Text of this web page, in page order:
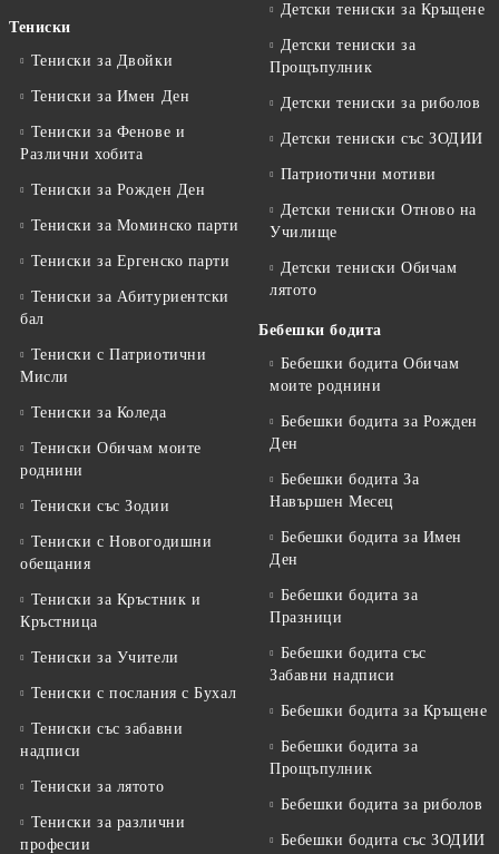
Тениски
Тениски за Двойки
Тениски за Имен Ден
Тениски за Фенове и
Различни хобита
Тениски за Рожден Ден
Тениски за Mоминско парти
Тениски за Eргенско парти
Тениски за Aбитуриентски
бал
Тениски с Патриотични
Мисли
Тениски за Коледа
Тениски Обичам моите
роднини
Тениски със Зодии
Тениски с Новогодишни
обещания
Тениски за Кръстник и
Кръстница
Тениски за Учители
Тениски с послания с Бухал
Тениски със забавни
надписи
Тениски за лятото
Тениски за различни
професии
Детски тениски за Кръщене
Детски тениски за
Прощъпулник
Детски тениски за риболов
Детски тениски със ЗОДИИ
Патриотични мотиви
Детски тениски Отново на
Училище
Детски тениски Обичам
лятото
Бебешки бодита
Бебешки бодита Обичам
моите роднини
Бебешки бодита за Рожден
Ден
Бебешки бодита За
Навършен Месец
Бебешки бодита за Имен
Ден
Бебешки бодита за
Празници
Бебешки бодита със
Забавни надписи
Бебешки бодита за Кръщене
Бебешки бодита за
Прощъпулник
Бебешки бодита за риболов
Бебешки бодита със ЗОДИИ